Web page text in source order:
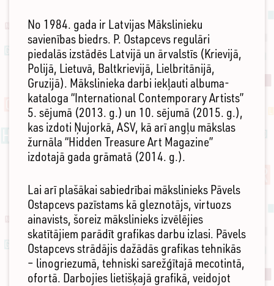
No 1984. gada ir Latvijas Mākslinieku
savienības biedrs. P. Ostapcevs regulāri
piedalās izstādēs Latvijā un ārvalstīs (Krievijā,
Polijā, Lietuvā, Baltkrievijā, Lielbritānijā,
Gruzijā). Mākslinieka darbi iekļauti albuma-
kataloga “International Contemporary Artists”
5. sējumā (2013. g.) un 10. sējumā (2015. g.),
kas izdoti Ņujorkā, ASV, kā arī angļu mākslas
žurnāla “Hidden Treasure Art Magazine”
izdotajā gada grāmatā (2014. g.).
Lai arī plašākai sabiedrībai mākslinieks Pāvels
Ostapcevs pazīstams kā gleznotājs, virtuozs
ainavists, šoreiz mākslinieks izvēlējies
skatītājiem parādīt grafikas darbu izlasi. Pāvels
Ostapcevs strādājis dažādās grafikas tehnikās
– linogriezumā, tehniski sarežģītajā mecotintā,
ofortā. Darbojies lietišķajā grafikā, veidojot